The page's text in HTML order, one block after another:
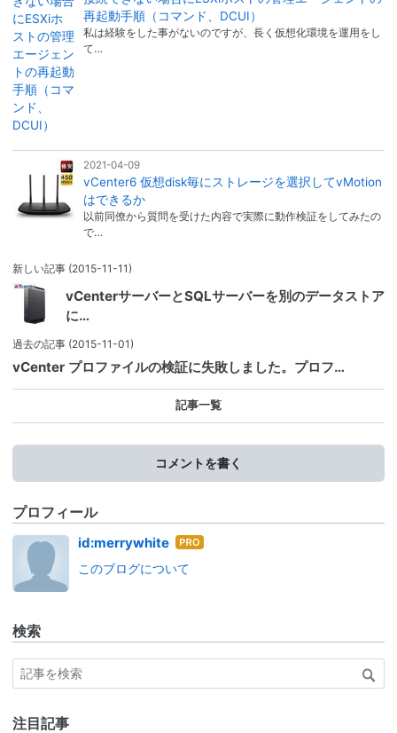
再起動手順（コマンド、DCUI）
私は経験をした事がないのですが、長く仮想化環境を運用をし
て…
2021-04-09
vCenter6 仮想disk毎にストレージを選択してvMotion
はできるか
以前同僚から質問を受けた内容で実際に動作検証をしてみたの
で…
新しい記事 (2015-11-11)
vCenterサーバーとSQLサーバーを別のデータストア
に…
過去の記事 (2015-11-01)
vCenter プロファイルの検証に失敗しました。プロフ…
記事一覧
コメントを書く
プロフィール
id:merrywhite はて
ログ
このブログについて
検索
注目記事